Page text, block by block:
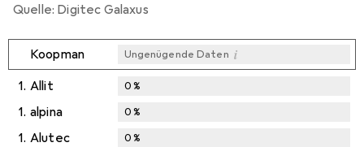
Quelle: Digitec Galaxus
Koopman Ungenügende Daten i
1. Allit 0%
1. alpina 0%
1. Alutec 0%